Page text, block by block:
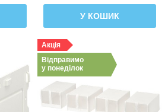
У КОШИК
Акція
Відправимо
у понеділок